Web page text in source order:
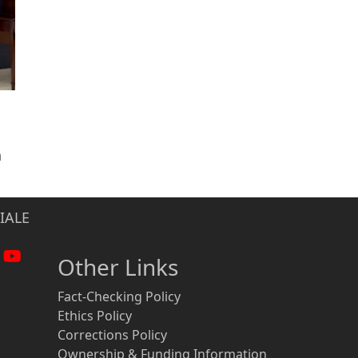
Other Links
Fact-Checking Policy
Ethics Policy
Corrections Policy
Ownership & Funding Information